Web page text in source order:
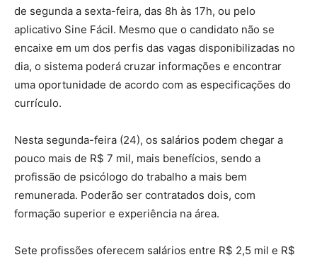
de segunda a sexta-feira, das 8h às 17h, ou pelo
aplicativo Sine Fácil. Mesmo que o candidato não se
encaixe em um dos perfis das vagas disponibilizadas no
dia, o sistema poderá cruzar informações e encontrar
uma oportunidade de acordo com as especificações do
currículo.
Nesta segunda-feira (24), os salários podem chegar a
pouco mais de R$ 7 mil, mais benefícios, sendo a
profissão de psicólogo do trabalho a mais bem
remunerada. Poderão ser contratados dois, com
formação superior e experiência na área.
Sete profissões oferecem salários entre R$ 2,5 mil e R$